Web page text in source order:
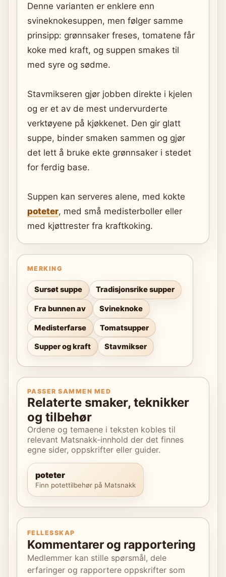
Denne varianten er enklere enn
svineknokesuppen, men følger samme
prinsipp: grønnsaker freses, tomatene får
koke med kraft, og suppen smakes til
med syre og sødme.
Stavmikseren gjør jobben direkte i kjelen
og er et av de mest undervurderte
verktøyene på kjøkkenet. Den gir glatt
suppe, binder smaken sammen og gjør
det lett å bruke ekte grønnsaker i stedet
for ferdig base.
Suppen kan serveres alene, med kokte
poteter, med små medisterboller eller
med kjøttrester fra kraftkoking.
MERKING
Sursøt suppe Tradisjonsrike supper
Fra bunnen av Svineknoke
Medisterfarse Tomatsupper
Supper og kraft Stavmikser
PASSER SAMMEN MED
Relaterte smaker, teknikker
og tilbehør
Ordene og temaene i teksten kobles til
relevant Matsnakk-innhold der det finnes
egne sider, oppskrifter eller guider.
poteter
Finn potettilbehør på Matsnakk
FELLESSKAP
Kommentarer og rapportering
Medlemmer kan stille spørsmål, dele
erfaringer og rapportere oppskrifter som